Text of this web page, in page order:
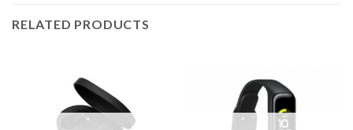
RELATED PRODUCTS